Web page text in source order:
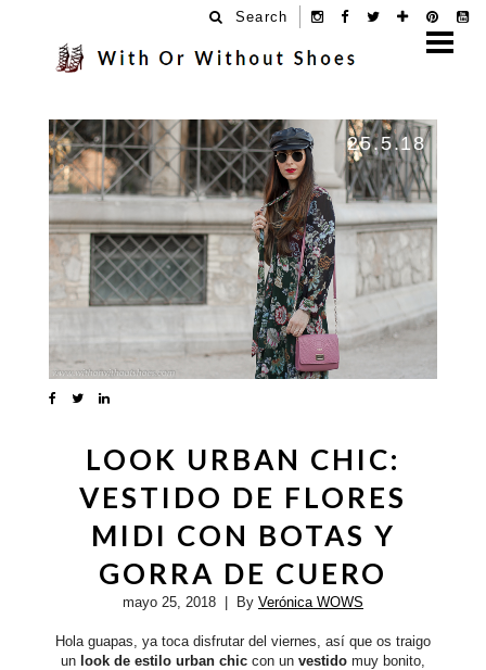
Search
25.5.18
LOOK URBAN CHIC:
VESTIDO DE FLORES
MIDI CON BOTAS Y
GORRA DE CUERO
mayo 25, 2018 | By Verónica WOWS
Hola guapas, ya toca disfrutar del viernes, así que os traigo
un look de estilo urban chic con un vestido muy bonito,